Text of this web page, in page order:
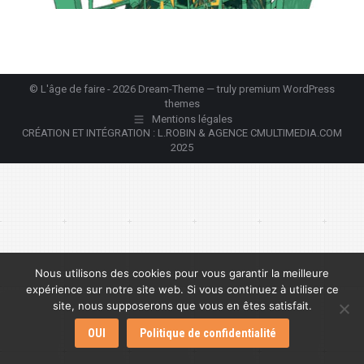
© L'âge de faire - 2026 Dream-Theme — truly premium WordPress
themes
Mentions légales
CRÉATION ET INTÉGRATION : L.ROBIN & AGENCE CMULTIMEDIA.COM
2025
Nous utilisons des cookies pour vous garantir la meilleure
expérience sur notre site web. Si vous continuez à utiliser ce
site, nous supposerons que vous en êtes satisfait.
OUI Politique de confidentialité